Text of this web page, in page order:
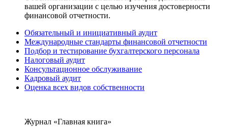
вашей организации с целью изучения достоверности
финансовой отчетности.
Обязательный и инициативный аудит
Международные стандарты финансовой отчетности
Подбор и тестирование бухгалтерского персонала
Налоговый аудит
Консультационное обслуживание
Кадровый аудит
Оценка всех видов собственности
Журнал «Главная книга»